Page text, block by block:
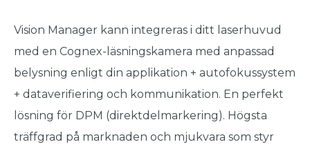
Vision Manager kann integreras i ditt laserhuvud
med en Cognex-läsningskamera med anpassad
belysning enligt din applikation + autofokussystem
+ dataverifiering och kommunikation. En perfekt
lösning för DPM (direktdelmarkering). Högsta
träffgrad på marknaden och mjukvara som styr